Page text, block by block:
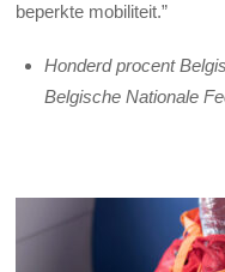
beperkte mobiliteit.”
Honderd procent
Belgische Nationale